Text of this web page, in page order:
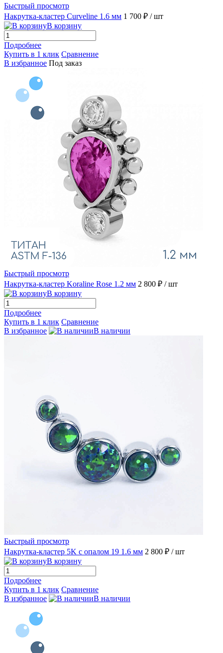
Быстрый просмотр
Накрутка-кластер Curveline 1.6 мм 1 700 ₽ / шт
В корзину
Подробнее
Купить в 1 клик Сравнение
В избранное Под заказ
Быстрый просмотр
Накрутка-кластер Koraline Rose 1.2 мм 2 800 ₽ / шт
В корзину
Подробнее
Купить в 1 клик Сравнение
В избранное
В наличии
Быстрый просмотр
Накрутка-кластер 5K с опалом 19 1.6 мм 2 800 ₽ / шт
В корзину
Подробнее
Купить в 1 клик Сравнение
В избранное
В наличии